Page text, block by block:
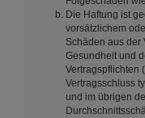
Die Haftung ist
vorsätzlichem
Schäden aus der
Gesundheit und
Vertragspflichten
Vertragsschluss
und im übrigen